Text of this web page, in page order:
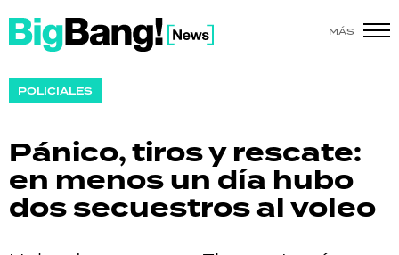
MÁS
POLICIALES
Pánico, tiros y rescate:
en menos un día hubo
dos secuestros al voleo
SHOW
ACTUALIDAD
POLICIALES